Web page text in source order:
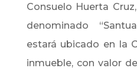
Consuelo Huerta
denominado
estará ubicado en la
inmueble, con valor